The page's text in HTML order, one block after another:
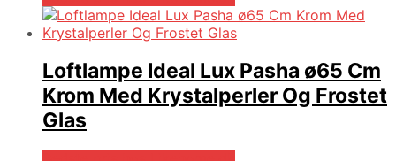
Loftlampe Ideal Lux Pasha ø65 Cm
Krom Med Krystalperler Og Frostet
Glas